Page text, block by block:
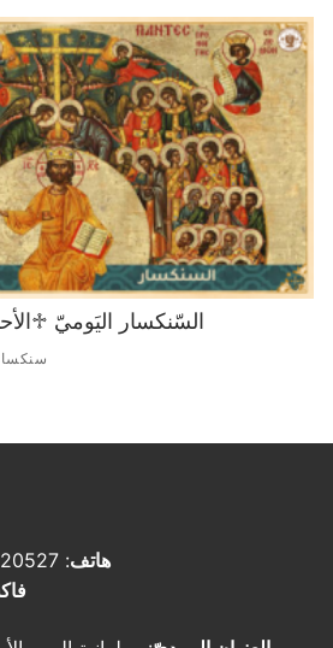
♱السّنكسار اليَوميّ ♱الأحد في 02
هاتف: 820527 – 806882 8 00961